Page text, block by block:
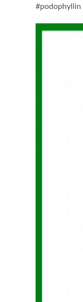
#podophyllin